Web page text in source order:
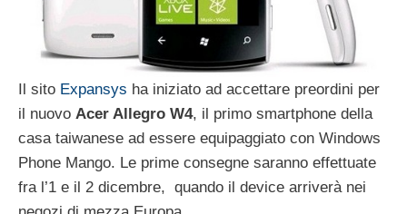
Il sito Expansys ha iniziato ad accettare preordini per
il nuovo Acer Allegro W4, il primo smartphone della
casa taiwanese ad essere equipaggiato con Windows
Phone Mango. Le prime consegne saranno effettuate
fra l’1 e il 2 dicembre, quando il device arriverà nei